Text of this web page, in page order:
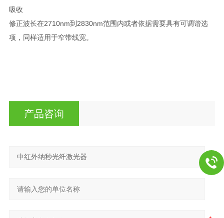
吸收
修正波长在2710nm到2830nm范围内或者依据需要具有可调谐选
项，同样适用于窄带线宽。
产品咨询